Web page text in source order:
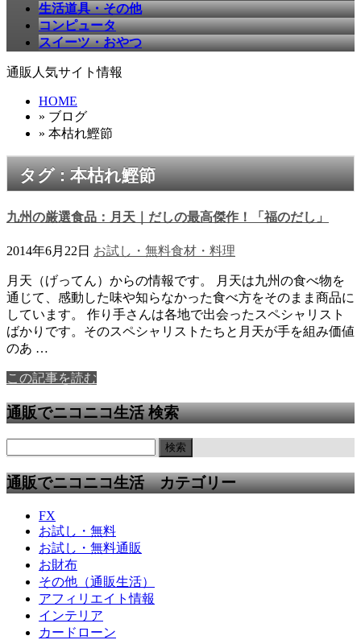
生活道具・その他
コンピュータ
スイーツ・おやつ
通販人気サイト情報
HOME
» ブログ
» 本枯れ鰹節
タグ : 本枯れ鰹節
九州の厳選食品：月天｜だしの最高傑作！「福のだし」
2014年6月22日 お試し・無料食材・料理
月天（げってん）からの情報です。 月天は九州の食べ物を
通じて、感動した味や知らなかった食べ方をそのまま商品に
しています。 作り手さんは各地で出会ったスペシャリスト
ばかりです。そのスペシャリストたちと月天が手を組み価値
のあ …
この記事を読む
通販でニコニコ生活 検索
通販でニコニコ生活 カテゴリー
FX
お試し・無料
お試し・無料通販
お財布
その他（通販生活）
アフィリエイト情報
インテリア
カードローン